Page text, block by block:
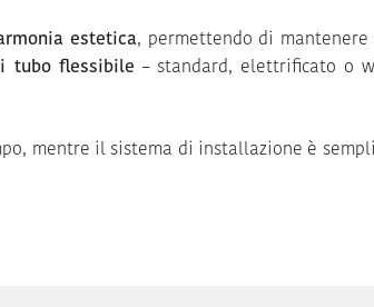
estetica, permettendo di
tubo flessibile – standard, elettrificato o
mentre il sistema di installazione è